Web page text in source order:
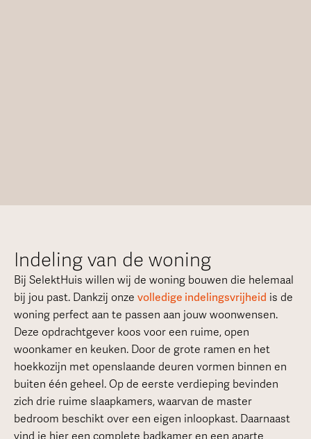
Indeling van de woning
Bij SelektHuis willen wij de woning bouwen die helemaal
bij jou past. Dankzij onze volledige indelingsvrijheid is de
woning perfect aan te passen aan jouw woonwensen.
Deze opdrachtgever koos voor een ruime, open
woonkamer en keuken. Door de grote ramen en het
hoekkozijn met openslaande deuren vormen binnen en
buiten één geheel. Op de eerste verdieping bevinden
zich drie ruime slaapkamers, waarvan de master
bedroom beschikt over een eigen inloopkast. Daarnaast